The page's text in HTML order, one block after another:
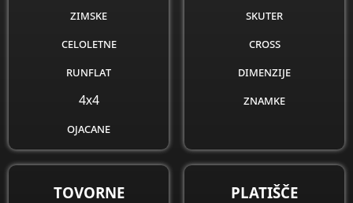
zimske
celoletne
runflat
4x4
ojacane
obnovljene
dimenzije
skuter
cross
dimenzije
znamke
TOVORNE PLATIŠČE